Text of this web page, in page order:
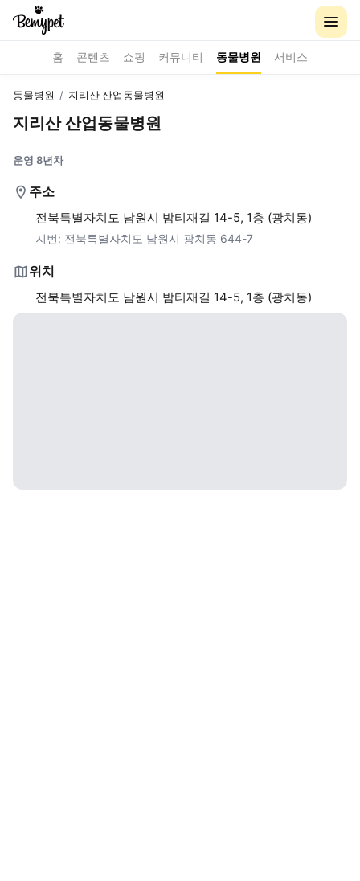
홈 콘텐츠 쇼핑 커뮤니티 동물병원 서비스
동물병원 / 지리산 산업동물병원
지리산 산업동물병원
운영 8년차
주소
전북특별자치도 남원시 밤티재길 14-5, 1층 (광치동)
지번: 전북특별자치도 남원시 광치동 644-7
위치
전북특별자치도 남원시 밤티재길 14-5, 1층 (광치동)